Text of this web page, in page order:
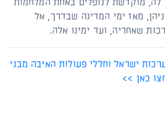
לה, מוקדשת לנופלים באחת המלחמות
מאז ימי המדינה שבדרך, אל
שאחריה, ועד ימינו אלה.
ישראל וחללי פעולות האיבה מבני
כאן >>